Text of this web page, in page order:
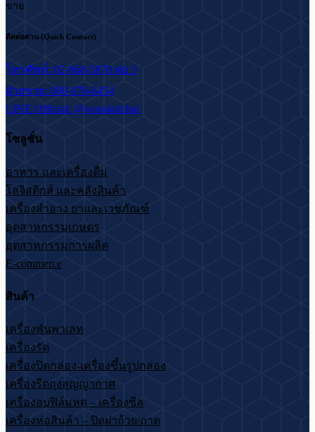
ขาย
ติดต่อด่วน (Quick Contact)
โทรศัพท์: 02-868-5870 ต่อ 5
ฝ่ายขาย: 080-976-6454
LINE Official: @worakulchai
โซลูชั่น
อาหาร และเครื่องดื่ม
โลจิสติกส์ และคลังสินค้า
เครื่องสำอาง ยาและเวชภัณฑ์
อุตสาหกรรมเกษตร
อุตสาหกรรมการผลิต
E-commerce
สินค้า
เครื่องพันพาเลท
เครื่องรัด
เครื่องปิดกล่อง-เครื่องขึ้นรูปกล่อง
เครื่องรีดถุงสุญญากาศ
เครื่องอบฟิล์มหด – เครื่องซีล
เครื่องห่อสินค้า – ปิดฝาถ้วย/ถาด